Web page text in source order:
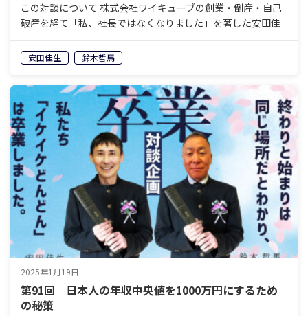
この対談について 株式会社ワイキューブの創業・倒産・自己
破産を経て「私、社長ではなくなりました」を著した安田佳
歳で経営から退くことを決めている鈴木哲馬。「イケイケ
ど…
安田佳生 鈴木哲馬
2025年1月19日
第91回 日本人の年収中央値を1000万円にするため
の秘策